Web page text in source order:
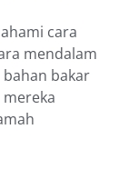
cara
mendalam
bakar